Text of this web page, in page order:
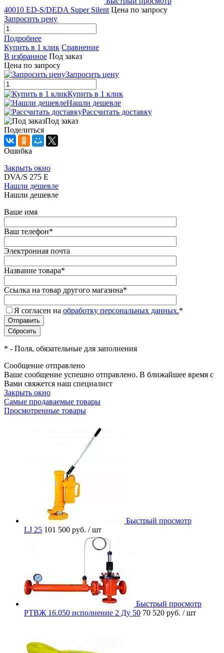
40010 ED-S/DEDA Super Silent Цена по запросу
Запросить цену
Подробнее
Купить в 1 клик Сравнение
В избранное Под заказ
Цена по запросу
Запросить цену
Купить в 1 клик
Нашли дешевле
Рассчитать доставку
Под заказ
Поделиться
Ошибка
Закрыть окно
DVA/S 275 E
Нашли дешевле
Нашли дешевле
Ваше имя
Ваш телефон*
Электронная почта
Название товара*
Ссылка на товар другого магазина*
Я согласен на обработку персональных данных.*
* - Поля, обязательные для заполнения
Сообщение отправлено
Ваше сообщение успешно отправлено. В ближайшее время с
Вами свяжется наш специалист
Закрыть окно
Самые продаваемые товары
Просмотренные товары
Быстрый просмотр
LJ 25 101 500 руб. / шт
Быстрый просмотр
РТВЖ 16.050 исполнение 2 Ду 50 70 520 руб. / шт